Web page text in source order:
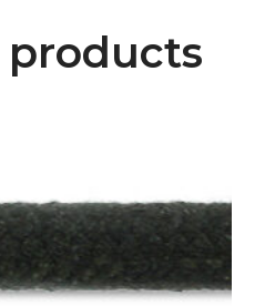
products